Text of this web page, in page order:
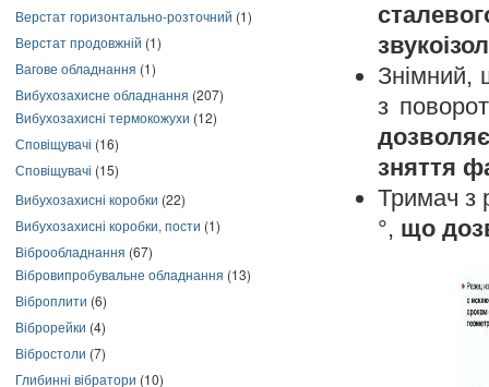
Верстат горизонтально-розточний (1)
Верстат продовжній (1)
Вагове обладнання (1)
Вибухозахисне обладнання (207)
Вибухозахисні термокожухи (12)
Сповіщувачі (16)
Сповіщувачі (15)
Вибухозахисні коробки (22)
Вибухозахисні коробки, пости (1)
Віброобладнання (67)
Вібровипробувальне обладнання (13)
Віброплити (6)
Віброрейки (4)
Вібростоли (7)
Глибинні вібратори (10)
Знімний,
з
зняття
Тримач з
°, що